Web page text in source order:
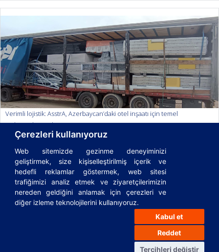
Çerezleri kullanıyoruz
Web sitemizde gezinme deneyiminizi
geliştirmek, size kişiselleştirilmiş içerik ve
hedefli reklamlar göstermek, web sitesi
trafiğimizi analiz etmek ve ziyaretçilerimizin
nereden geldiğini anlamak için çerezleri ve
diğer izleme teknolojilerini kullanıyoruz.
Kabul et
Reddet
Tercihleri değiştir
Verimli lojistik: AsstrA, Azerbaycan’daki otel inşaatı için temel
malzemeleri teslim etmiştir
© 1995-2026AsstrA-Associated Traffic AG|Incoterms
Lojistik rehberi Privacy Policy | Cookies Policy |FAQ|
blok kat 12 ofis 371-372-373-374-376 Bakırköy İstanbul